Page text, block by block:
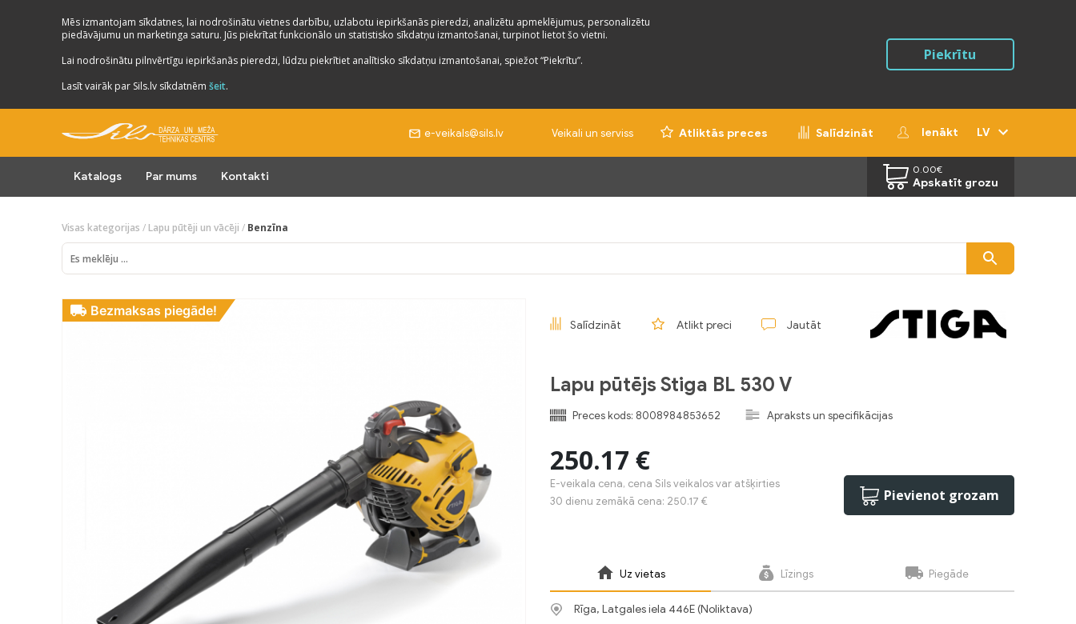
Mēs izmantojam sīkdatnes, lai nodrošinātu vietnes darbību, uzlabotu iepirkšanās pieredzi, analizētu apmeklējumus, personalizētu
piedāvājumu un marketinga saturu. Jūs piekrītat funkcionālo un statistisko sīkdatņu izmantošanai, turpinot lietot šo vietni.
Lai nodrošinātu pilnvērtīgu iepirkšanās pieredzi, lūdzu piekrītiet analītisko sīkdatņu izmantošanai, spiežot “Piekrītu”.
Lasīt vairāk par Sils.lv sīkdatnēm šeit.
Piekrītu
e-veikals@sils.lv Veikali un serviss Atliktās preces Salīdzināt Ienākt LV
Katalogs Par mums Kontakti
0.00€
Apskatīt grozu
Visas kategorijas / Lapu pūtēji un vācēji / Benzīna
Bezmaksas piegāde!
Salīdzināt Atlikt preci Jautāt
Lapu pūtējs Stiga BL 530 V
Preces kods: 8008984853652 Apraksts un specifikācijas
250.17 €
E-veikala cena, cena Sils veikalos var atšķirties
30 dienu zemākā cena: 250.17 €
Pievienot grozam
Uz vietas Līzings Piegāde
Rīga, Latgales iela 446E (Noliktava)